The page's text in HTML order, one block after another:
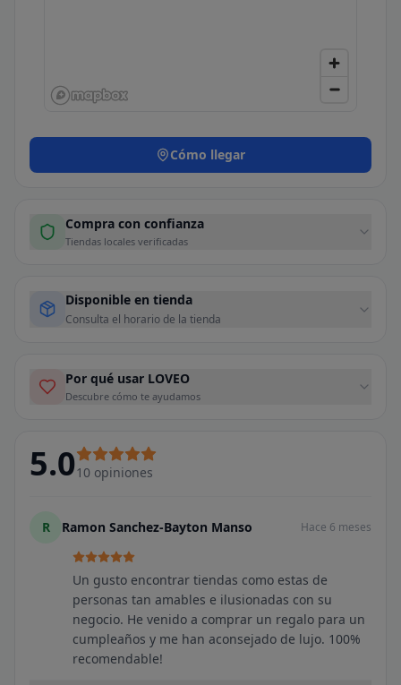
Cómo llegar
Compra con confianza
Tiendas locales verificadas
Disponible en tienda
Consulta el horario de la tienda
Por qué usar LOVEO
Descubre cómo te ayudamos
5.010 opiniones
R Ramon Sanchez-Bayton Manso Hace 6 meses
Un gusto encontrar tiendas como estas de
personas tan amables e ilusionadas con su
negocio. He venido a comprar un regalo para un
cumpleaños y me han aconsejado de lujo. 100%
recomendable!